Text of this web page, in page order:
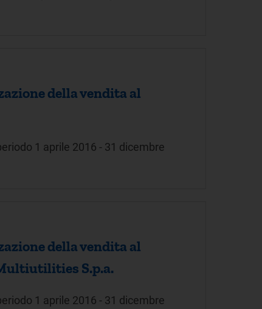
della vendita al
1 aprile 2016 - 31 dicembre
della vendita al
S.p.a.
1 aprile 2016 - 31 dicembre